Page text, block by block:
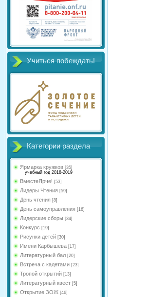
Учиться побеждать!
Категории раздела
Ярмарка кружков [35]
учебный год 2018-2019
ВместеЯрче! [53]
Лидеры Чтения [59]
День чтения [8]
День самоуправления [16]
Лидерские сборы [34]
Конкурс [19]
Рисунки детей [30]
Имени Карбышева [17]
Литературный бал [20]
Встреча с кадетами [23]
Тропой открытий [13]
Литературный квест [5]
Открытие ЗОЖ [46]